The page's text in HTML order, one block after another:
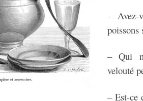
– Avez-
poissons
– Qui
velouté
– Est-ce